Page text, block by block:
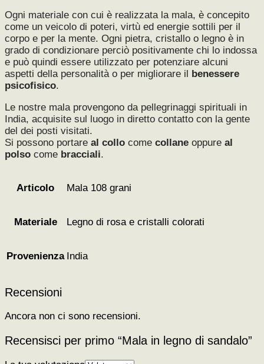
Ogni materiale con cui è realizzata la mala, è concepito
come un veicolo di poteri, virtù ed energie sottili per il
corpo e per la mente. Ogni pietra, cristallo o legno è in
grado di condizionare perciò positivamente chi lo indossa
e può quindi essere utilizzato per potenziare alcuni
aspetti della personalità o per migliorare il
benessere
psicofisico.
Le nostre mala provengono da pellegrinaggi spirituali in
India, acquisite sul luogo in diretto contatto con la gente
del dei posti visitati.
Si possono portare al collo come collane oppure al
polso come bracciali.
Articolo Mala 108 grani
Materiale Legno di rosa e cristalli colorati
Provenienza India
Recensioni
Ancora non ci sono recensioni.
Recensisci per primo “Mala in legno di sandalo”